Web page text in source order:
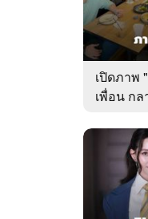
เปิดภาพ
เพื่อน ก